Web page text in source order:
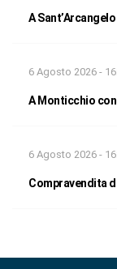
A
6 Agosto 2026 -
A Monticchio
6 Agosto 2026 -
Compravendita